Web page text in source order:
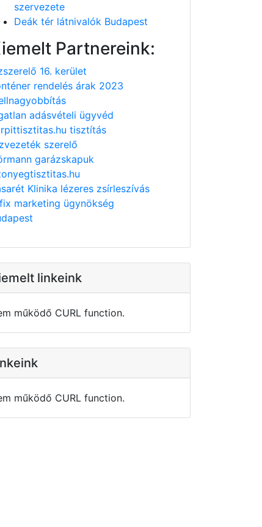
szervezete
Deák tér látnivalók Budapest
Partnereink:
16. kerület
rendelés árak 2023
adásvételi ügyvéd
tisztítás
szerelő
garázskapuk
Klinika lézeres zsírleszívás
marketing ügynökség
linkeink
működő CURL function.
működő CURL function.